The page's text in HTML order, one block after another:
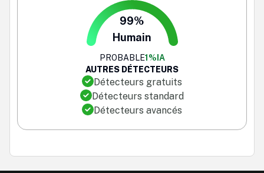
99%
Humain
AUTRES DÉTECTEURS
PROBABLE1% IA
Détecteurs gratuits
Détecteurs standard
Détecteurs avancés